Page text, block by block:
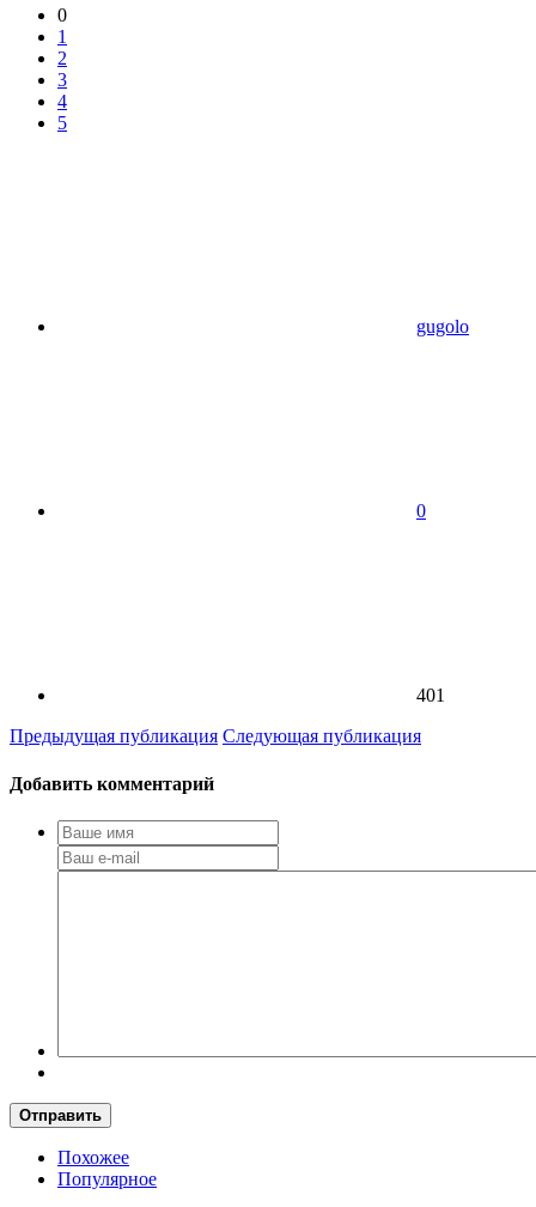
0
1
2
3
4
5
gugolo
0
401
Предыдущая публикация Следующая публикация
Добавить комментарий
Отправить
Похожее
Популярное